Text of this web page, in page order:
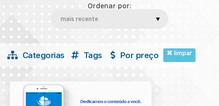
Início
Loja de aplicativos
Ordenar por:
Categorias Tags Por preço limpar